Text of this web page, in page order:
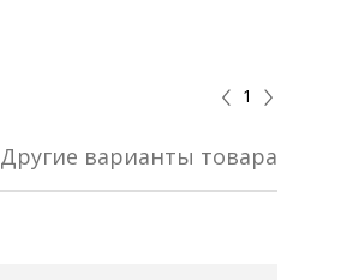
1
Другие варианты товара